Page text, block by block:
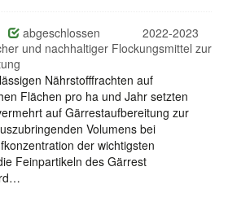
abgeschlossen
2022-2023
und nachhaltiger Flockungsmittel zur
Nährstofffrachten auf
Flächen pro ha und Jahr setzten
auf Gärrestaufbereitung zur
Volumens bei
der wichtigsten
Feinpartikeln des Gärrest